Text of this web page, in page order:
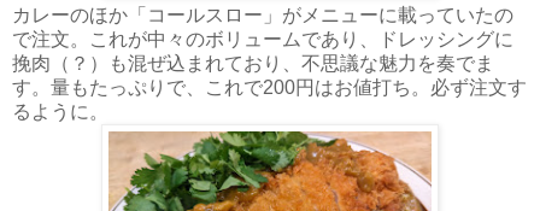
カレーのほか「コールスロー」がメニューに載っていたの
で注文。これが中々のボリュームであり、ドレッシングに
挽肉（？）も混ぜ込まれており、不思議な魅力を奏でま
す。量もたっぷりで、これで200円はお値打ち。必ず注文す
るように。